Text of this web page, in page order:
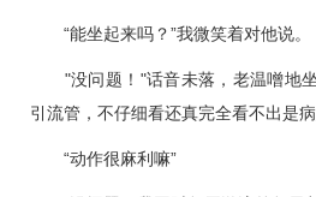
“能坐起来吗？”我微笑着对他说。
"没问题！"话音未落，老温噌地坐
引流管，不仔细看还真完全看不出是病
“动作很麻利嘛”